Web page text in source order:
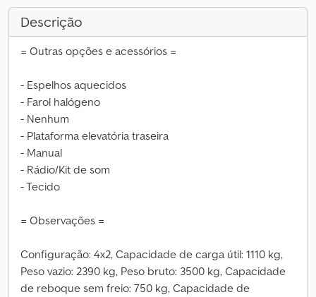
Descrição
= Outras opções e acessórios =
- Espelhos aquecidos
- Farol halógeno
- Nenhum
- Plataforma elevatória traseira
- Manual
- Rádio/Kit de som
- Tecido
= Observações =
Configuração: 4x2, Capacidade de carga útil: 1110 kg,
Peso vazio: 2390 kg, Peso bruto: 3500 kg, Capacidade
de reboque sem freio: 750 kg, Capacidade de